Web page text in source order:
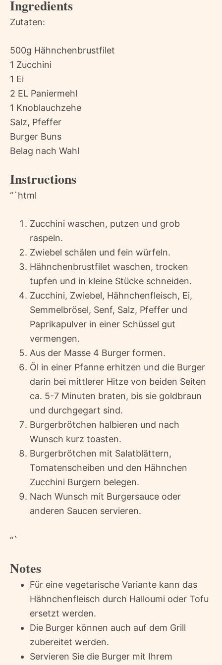
Ingredients
Zutaten:
500g Hähnchenbrustfilet
1 Zucchini
1 Ei
2 EL Paniermehl
1 Knoblauchzehe
Salz, Pfeffer
Burger Buns
Belag nach Wahl
Instructions
“`html
Zucchini waschen, putzen und grob
raspeln.
Zwiebel schälen und fein würfeln.
Hähnchenbrustfilet waschen, trocken
tupfen und in kleine Stücke schneiden.
Zucchini, Zwiebel, Hähnchenfleisch, Ei,
Semmelbrösel, Senf, Salz, Pfeffer und
Paprikapulver in einer Schüssel gut
vermengen.
Aus der Masse 4 Burger formen.
Öl in einer Pfanne erhitzen und die Burger
darin bei mittlerer Hitze von beiden Seiten
ca. 5-7 Minuten braten, bis sie goldbraun
und durchgegart sind.
Burgerbrötchen halbieren und nach
Wunsch kurz toasten.
Burgerbrötchen mit Salatblättern,
Tomatenscheiben und den Hähnchen
Zucchini Burgern belegen.
Nach Wunsch mit Burgersauce oder
anderen Saucen servieren.
“`
Notes
Für eine vegetarische Variante kann das
Hähnchenfleisch durch Halloumi oder Tofu
ersetzt werden.
Die Burger können auch auf dem Grill
zubereitet werden.
Servieren Sie die Burger mit Ihrem